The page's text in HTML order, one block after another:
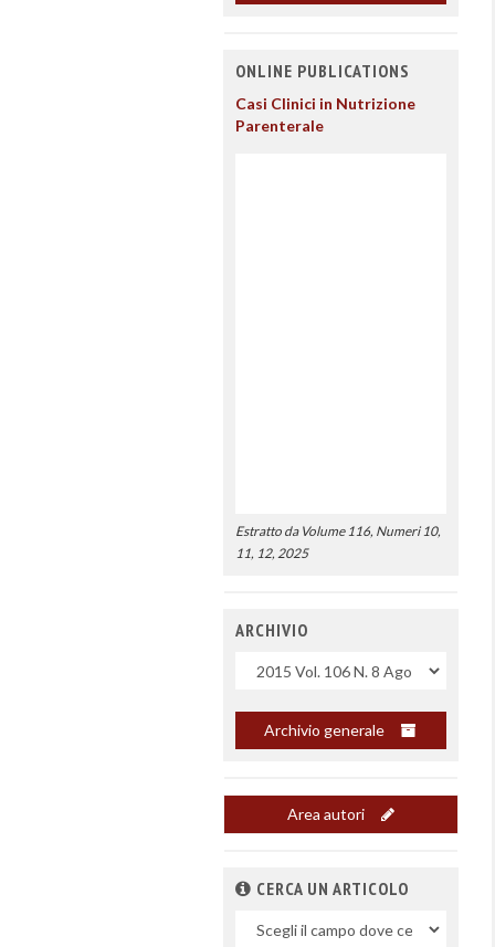
ONLINE PUBLICATIONS
Casi Clinici in Nutrizione
Parenterale
Estratto da Volume 116, Numeri 10,
11, 12, 2025
ARCHIVIO
Uscite
Archivio generale
Area autori
CERCA UN ARTICOLO
Nel